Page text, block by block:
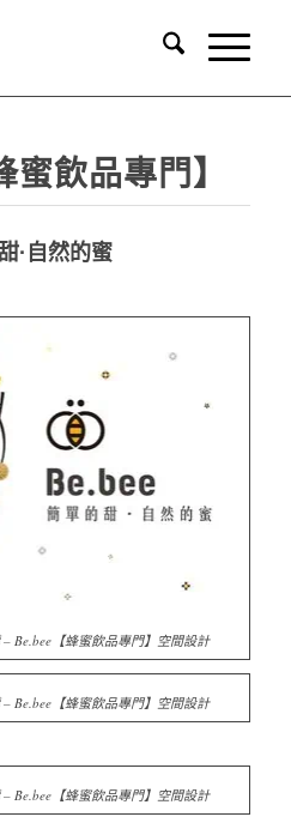
飲品專門】
·自然的蜜
Be.bee【蜂蜜飲品專門】空間設計
Be.bee【蜂蜜飲品專門】空間設計
Be.bee【蜂蜜飲品專門】空間設計